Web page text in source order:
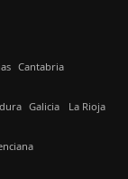
Cantabria
Galicia La Rioja